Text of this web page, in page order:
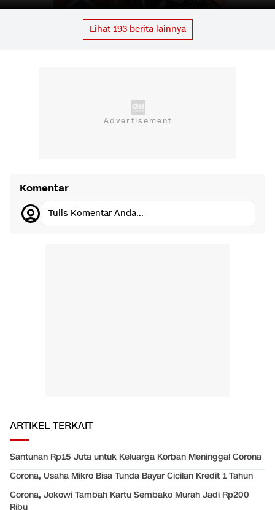
Lihat 193berita lainnya
Komentar
Tulis Komentar Anda...
ARTIKEL TERKAIT
Santunan Rp15 Juta untuk Keluarga Korban Meninggal Corona
Corona, Usaha Mikro Bisa Tunda Bayar Cicilan Kredit 1 Tahun
Corona, Jokowi Tambah Kartu Sembako Murah Jadi Rp200
Ribu